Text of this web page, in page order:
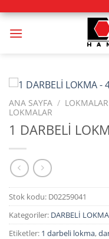
ANA SAYFA / LOKMALAR
LOKMALAR
1 DARBELİ
Stok kodu: D02259041
Kategoriler: DARBELİ
Etiketler: 1 darbeli lokma,